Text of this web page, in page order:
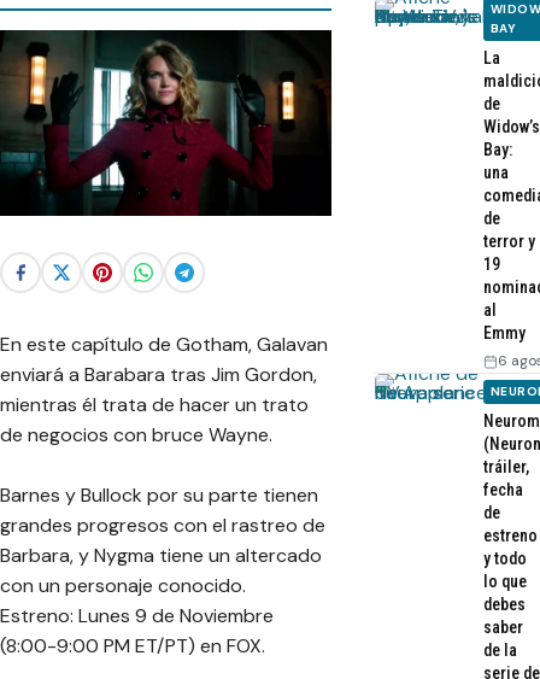
Webisodios
En este capítulo de Gotham, Galavan
enviará a Barabara tras Jim Gordon,
mientras él trata de hacer un trato
de negocios con bruce Wayne.
Barnes y Bullock por su parte tienen
grandes progresos con el rastreo de
Barbara, y Nygma tiene un altercado
con un personaje conocido.
Estreno: Lunes 9 de Noviembre
(8:00-9:00 PM ET/PT) en FOX.
BAY
La
de
Widow’s
Bay:
una
de
terror y
19
al
Emmy
6
tráiler,
fecha
de
estreno
y todo
lo que
debes
saber
de la
serie de